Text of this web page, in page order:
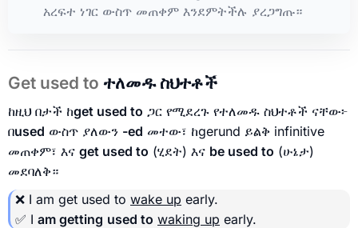
አረፍተ ነገር ውስጥ መጠቀም እንደምትችሉ ያረጋግጡ።
Get used to ተለመዱ ስህተቶች
ከዚህ በታች ከget used to ጋር የሚደረጉ የተለመዱ ስህተቶች ናቸው፦
በused ውስጥ ያለውን -ed መተው፣ ከgerund ይልቅ infinitive
መጠቀም፣ እና get used to (ሂደት) እና be used to (ሁኔታ)
መደባለቅ።
❌ I am get used to wake up early.
✅ I am getting used to waking up early.